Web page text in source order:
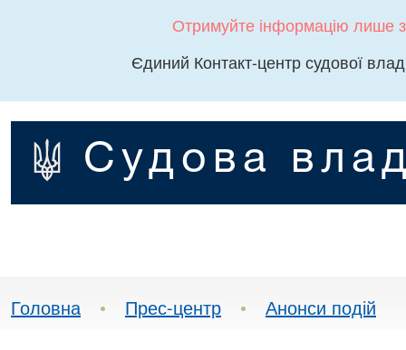
Отримуйте інформацію лише
Єдиний Контакт-центр судової
Судова
Головна • Прес-центр • Анонси подій